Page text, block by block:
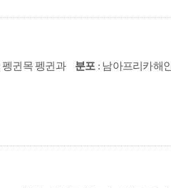
귄목 펭귄과 분포 : 남아프리카해